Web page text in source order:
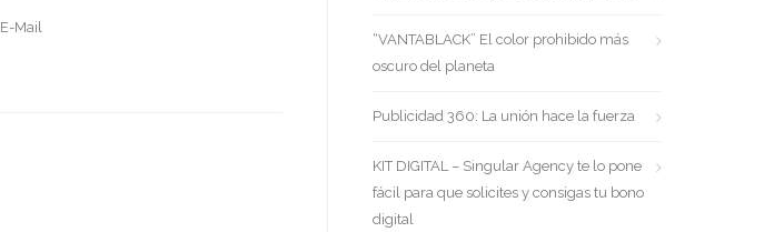
E-Mail
“VANTABLACK” El color prohibido más
oscuro del planeta
Publicidad 360: La unión hace la fuerza
KIT DIGITAL – Singular Agency te lo pone
fácil para que solicites y consigas tu bono
digital